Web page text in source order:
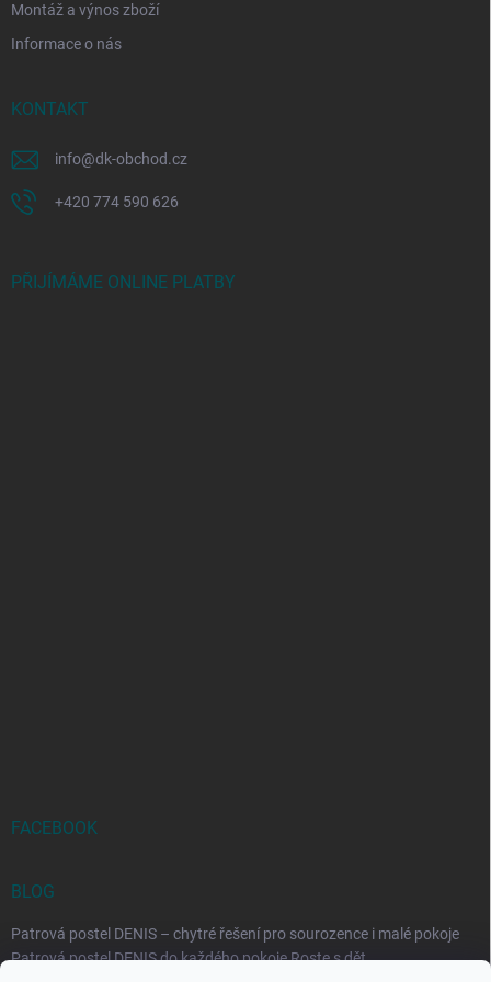
Montáž a výnos zboží
Informace o nás
KONTAKT
info@dk-obchod.cz
+420 774 590 626
PŘIJÍMÁME ONLINE PLATBY
FACEBOOK
BLOG
Patrová postel DENIS – chytré řešení pro sourozence i malé pokoje
Patrová postel DENIS do každého pokoje Roste s dět...